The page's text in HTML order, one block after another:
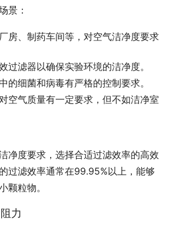
景：
房、制药车间等，对空气洁净度要求
过滤器以确保实验环境的洁净度。
的细菌和病毒有严格的控制要求。
空气质量有一定要求，但不如洁净室
净度要求，选择合适过滤效率的高效
过滤效率通常在99.95%以上，能够
颗粒物。
力